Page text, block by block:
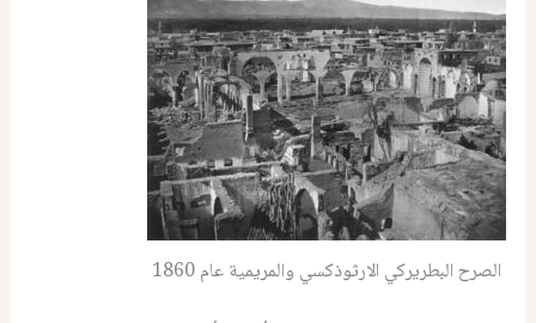
الصرح البطريركي الارثوذكسي والمريمية عام 1860